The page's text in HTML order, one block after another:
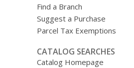
Find a Branch
Suggest a Purchase
Parcel Tax Exemptions
CATALOG SEARCHES
Catalog Homepage